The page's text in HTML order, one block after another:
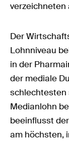
verzeichneten
Der
Lohnniveau
in der
der mediale
schlechtesten
Medianlohn
beeinflusst
am höchsten,